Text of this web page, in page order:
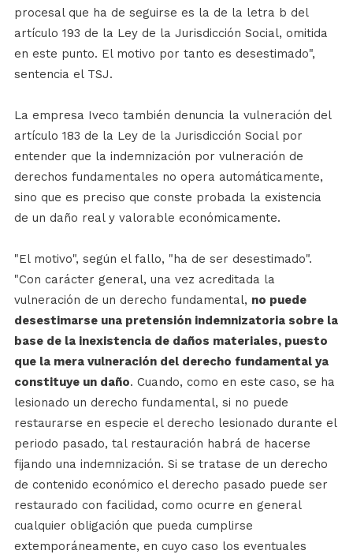
procesal que ha de seguirse es la de la letra b del
artículo 193 de la Ley de la Jurisdicción Social, omitida
en este punto. El motivo por tanto es desestimado",
sentencia el TSJ.
La empresa Iveco también denuncia la vulneración del
artículo 183 de la Ley de la Jurisdicción Social por
entender que la indemnización por vulneración de
derechos fundamentales no opera automáticamente,
sino que es preciso que conste probada la existencia
de un daño real y valorable económicamente.
"El motivo", según el fallo, "ha de ser desestimado".
"Con carácter general, una vez acreditada la
vulneración de un derecho fundamental, no puede
desestimarse una pretensión indemnizatoria sobre la
base de la inexistencia de daños materiales, puesto
que la mera vulneración del derecho fundamental ya
constituye un daño. Cuando, como en este caso, se ha
lesionado un derecho fundamental, si no puede
restaurarse en especie el derecho lesionado durante el
periodo pasado, tal restauración habrá de hacerse
fijando una indemnización. Si se tratase de un derecho
de contenido económico el derecho pasado puede ser
restaurado con facilidad, como ocurre en general
cualquier obligación que pueda cumplirse
extemporáneamente, en cuyo caso los eventuales